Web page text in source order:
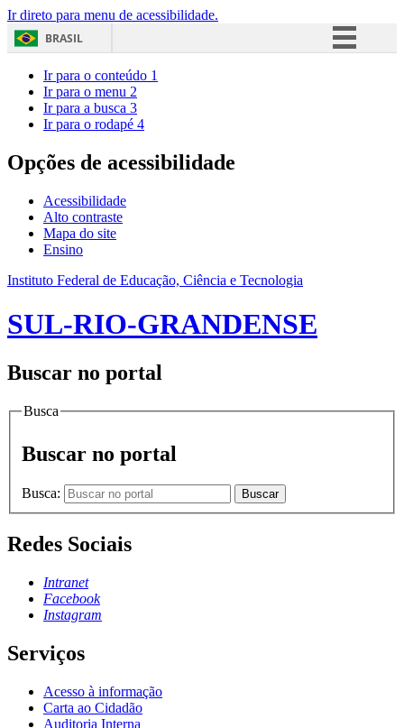
Ir direto para menu de acessibilidade.
BRASIL
Acesso à informação
Ir para o conteúdo 1
Ir para o menu 2
Ir para a busca 3
Ir para o rodapé 4
Opções de acessibilidade
Acessibilidade
Alto contraste
Mapa do site
Ensino
Instituto Federal de Educação, Ciência e Tecnologia
SUL-RIO-GRANDENSE
Buscar no portal
Busca
Buscar no portal
Busca: Buscar
Redes Sociais
Intranet
Facebook
Instagram
Serviços
Acesso à informação
Carta ao Cidadão
Auditoria Interna